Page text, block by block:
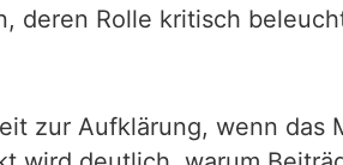
deren Rolle kritisch
zur Aufklärung, wenn